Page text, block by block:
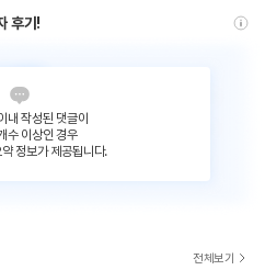
후기!
내 작성된 댓글이
수 이상인 경우
정보가 제공됩니다.
전체보기